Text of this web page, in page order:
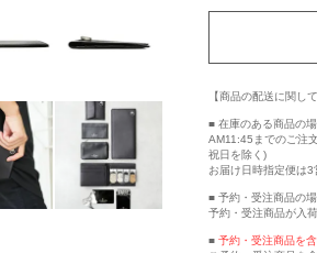
【商品の配送に関して
■ 在庫のある商品の
AM11:45までのご注
祝日を除く)
お届け日時指定便は3
■ 予約・受注商品の
予約・受注商品が入
■ 予約・受注商品を